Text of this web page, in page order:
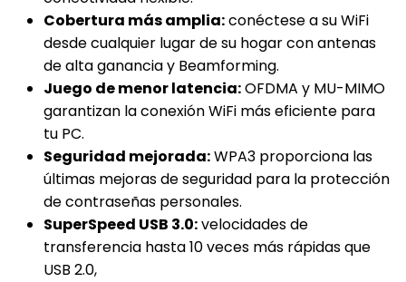
Cobertura más amplia:conéctese a su WiFi
desde cualquier lugar de su hogar con antenas
de alta ganancia y Beamforming.
Juego de menor latencia:OFDMA y MU-MIMO
garantizan la conexión WiFi más eficiente para
tu PC.
Seguridad mejorada:WPA3 proporciona las
últimas mejoras de seguridad para la protección
de contraseñas personales.
SuperSpeed USB 3.0:velocidades de
transferencia hasta 10 veces más rápidas que
USB 2.0,